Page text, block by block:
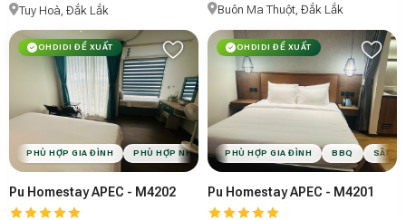
Tuy Hoà, Đắk Lắk Buôn Ma Thuột, Đắk Lắk
OHDIDI ĐỀ XUẤT
PHÙ HỢP GIA ĐÌNH PHÙ HỢP NHÓM BẠN BBQ VIBE MINIMAL
Pu Homestay APEC - M4202
OHDIDI ĐỀ XUẤT
PHÙ HỢP GIA ĐÌNH BBQ SÂN
Pu Homestay APEC - M4201